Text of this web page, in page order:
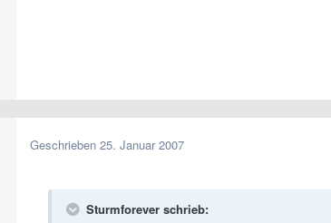
Geschrieben 25. Januar 2007
Sturmforever schrieb: